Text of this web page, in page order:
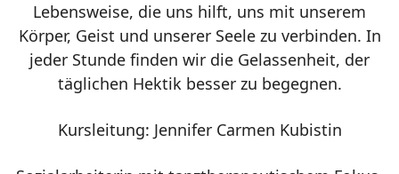
Lebensweise, die uns hilft, uns mit unserem
Körper, Geist und unserer Seele zu verbinden. In
jeder Stunde finden wir die Gelassenheit, der
täglichen Hektik besser zu begegnen.
Kursleitung: Jennifer Carmen Kubistin